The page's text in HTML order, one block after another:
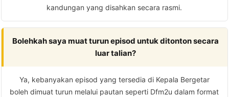
kandungan yang disahkan secara rasmi.
Bolehkah saya muat turun episod untuk ditonton secara
luar talian?
Ya, kebanyakan episod yang tersedia di Kepala Bergetar
boleh dimuat turun melalui pautan seperti Dfm2u dalam format